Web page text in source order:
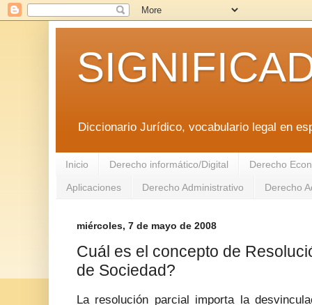
Diccionario Jurídico, vocabulario legal en
Inicio Derecho informático/Digital Derecho
Aplicaciones Derecho Administrativo Derecho
miércoles, 7 de mayo de 2008
Cuál es el concepto de
de Sociedad?
La resolución parcial importa la